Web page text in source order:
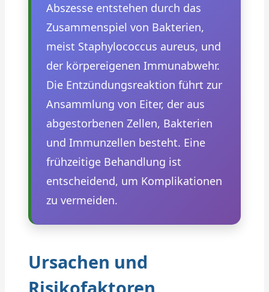
Abszesse entstehen durch das
Zusammenspiel von Bakterien,
meist Staphylococcus aureus, und
der körpereigenen Immunabwehr.
Die Entzündungsreaktion führt zur
Ansammlung von Eiter, der aus
abgestorbenen Zellen, Bakterien
und Immunzellen besteht. Eine
frühzeitige Behandlung ist
entscheidend, um Komplikationen
zu vermeiden.
Ursachen und